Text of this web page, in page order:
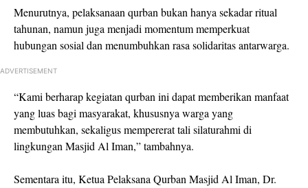
Menurutnya, pelaksanaan qurban bukan hanya sekadar ritual
tahunan, namun juga menjadi momentum memperkuat
hubungan sosial dan menumbuhkan rasa solidaritas antarwarga.
ADVERTISEMENT
“Kami berharap kegiatan qurban ini dapat memberikan manfaat
yang luas bagi masyarakat, khususnya warga yang
membutuhkan, sekaligus mempererat tali silaturahmi di
lingkungan Masjid Al Iman,” tambahnya.
Sementara itu, Ketua Pelaksana Qurban Masjid Al Iman, Dr.